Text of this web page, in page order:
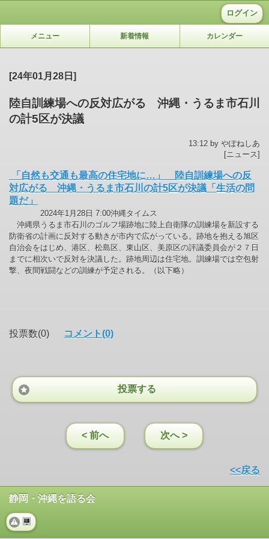
ログイン
メニュー 新着情報 カレンダー
[24年01月28日]
陸自訓練場への反対広がる 沖縄・うるま市石川
の計5区が決議
13:12 by やぽねしあ
[ニュース]
「自然も交通も最高の住宅地に…」 陸自訓練場への反
対広がる 沖縄・うるま市石川の計5区が決議「生活の問
題だ」
2024年1月28日 7:00沖縄タイムス
沖縄県うるま市石川のゴルフ場跡地に陸上自衛隊の訓練場を新設する
防衛省の計画に反対する動きが市内で広がっている。跡地を抱える旭区
自治会をはじめ、港区、松島区、東山区、美原区の評議委員会が２７日
までに相次いで反対を決議した。跡地周辺は住宅地。訓練場では空包射
撃、夜間戦闘などの訓練が予定される。（以下略）
投票数(0) コメント(0)
投票する
< 前へ 次へ >
<<戻る
静岡・沖縄を語る会